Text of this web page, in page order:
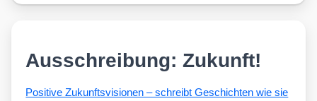
Ausschreibung: Zukunft!
Posi­ti­ve Zukunfts­vi­sio­nen – schreibt Geschich­ten wie sie